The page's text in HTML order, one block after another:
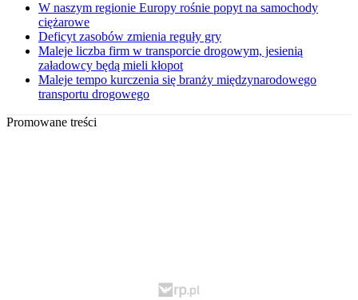
W naszym regionie Europy rośnie popyt na samochody
ciężarowe
Deficyt zasobów zmienia reguły gry
Maleje liczba firm w transporcie drogowym, jesienią
załadowcy będą mieli kłopot
Maleje tempo kurczenia się branży międzynarodowego
transportu drogowego
Promowane treści